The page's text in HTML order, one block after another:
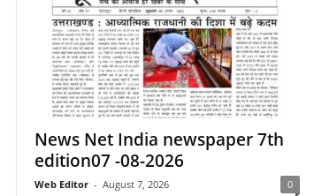
News Net India newspaper 7th
edition07 -08-2026
Web Editor - August 7, 2026 0